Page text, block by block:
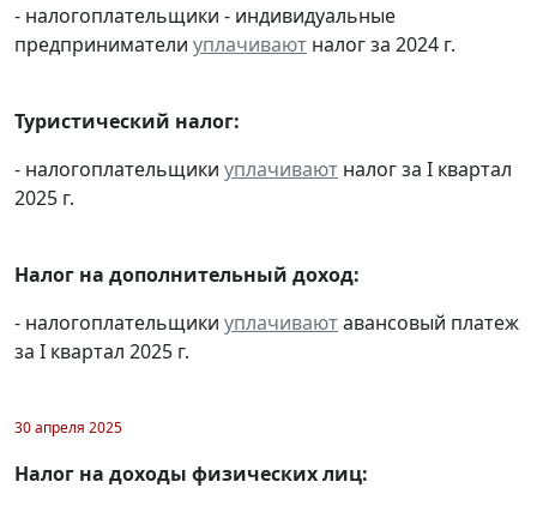
- налогоплательщики - индивидуальные
предприниматели уплачивают налог за 2024 г.
Туристический налог:
- налогоплательщики уплачивают налог за I квартал
2025 г.
Налог на дополнительный доход:
- налогоплательщики уплачиваютавансовый платеж
за I квартал 2025 г.
30 апреля 2025
Налог на доходы физических лиц: